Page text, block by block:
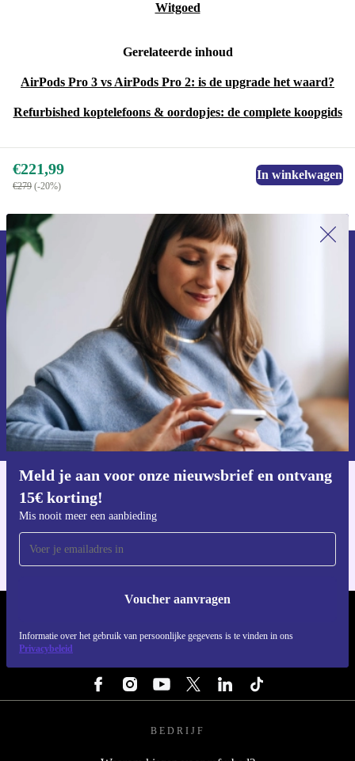
Witgoed
Gerelateerde inhoud
AirPods Pro 3 vs AirPods Pro 2: is de upgrade het waard?
Refurbished koptelefoons & oordopjes: de complete koopgids
€221,99
€279 (-20%)
In winkelwagen
Meld je aan voor onze nieuwsbrief en ontvang
15€ korting!
Mis nooit meer een aanbieding
Voucher aanvragen
Informatie over het gebruik van persoonlijke gegevens is te vinden in ons
Privacybeleid
Meld je aan voor onze nieuwsbrief en
ontvang €15 korting!
Mis nooit meer een aanbieding.
Voucher aanvragen
Informatie over het gebruik van persoonsgegevens vind je in ons
privacybeleid.
Voor iOS en Android
BEDRIJF